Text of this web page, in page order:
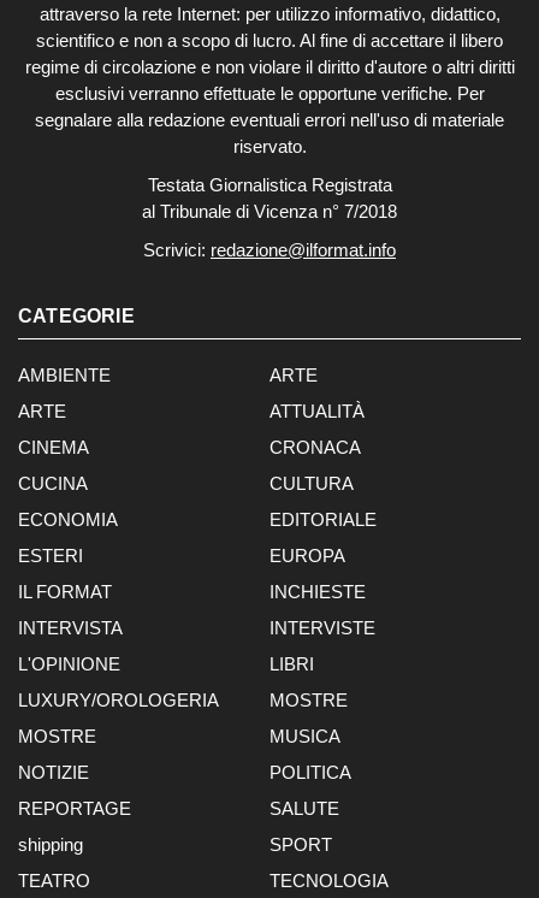
attraverso la rete Internet: per utilizzo informativo, didattico,
scientifico e non a scopo di lucro. Al fine di accettare il libero
regime di circolazione e non violare il diritto d'autore o altri diritti
esclusivi verranno effettuate le opportune verifiche. Per
segnalare alla redazione eventuali errori nell'uso di materiale
riservato.
Testata Giornalistica Registrata
al Tribunale di Vicenza n° 7/2018
Scrivici: redazione@ilformat.info
CATEGORIE
AMBIENTE
ARTE
ARTE
ATTUALITÀ
CINEMA
CRONACA
CUCINA
CULTURA
ECONOMIA
EDITORIALE
ESTERI
EUROPA
IL FORMAT
INCHIESTE
INTERVISTA
INTERVISTE
L'OPINIONE
LIBRI
LUXURY/OROLOGERIA
MOSTRE
MOSTRE
MUSICA
NOTIZIE
POLITICA
REPORTAGE
SALUTE
shipping
SPORT
TEATRO
TECNOLOGIA